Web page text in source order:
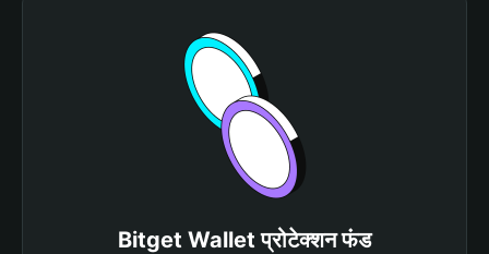
Bitget Wallet प्रोटेक्शन फंड